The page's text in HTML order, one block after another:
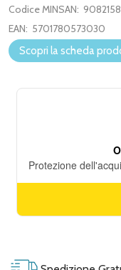
Codice MINSAN:
EAN: 5701780573030
Scopri la scheda